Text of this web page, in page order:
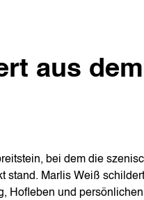
aus dem
bei dem die
stand. Marlis Weiß
Hofleben und persönlichen